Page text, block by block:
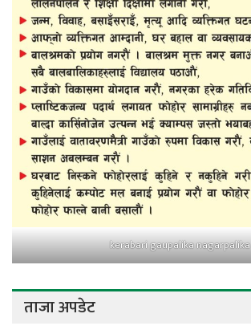
kerabari gaupalika nagarpalika
ताजा अपडेट